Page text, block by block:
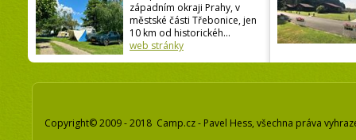
západním okraji Prahy, v
městské části Třebonice, jen
10 km od historickéh...
web stránky
Copyright© 2009 - 2018 Camp.cz - Pavel Hess, všechna práva